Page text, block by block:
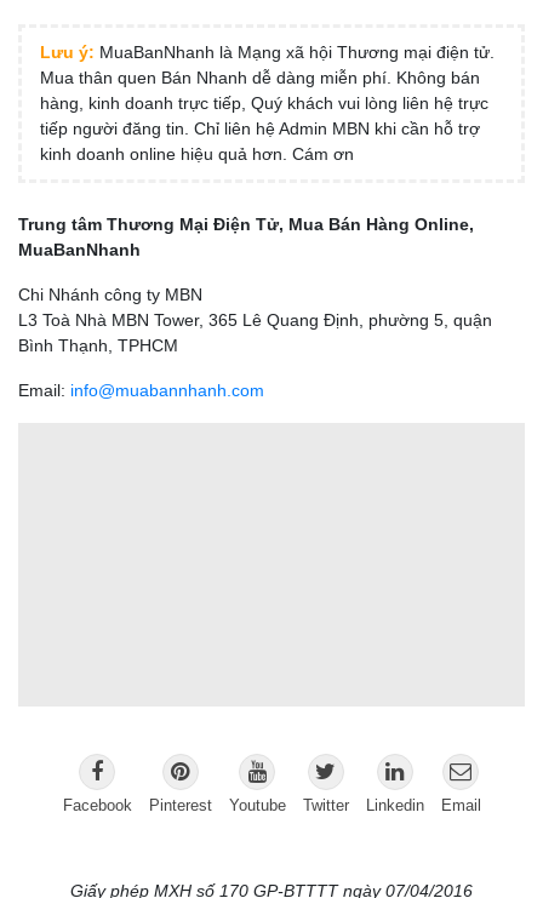
Lưu ý: MuaBanNhanh là Mạng xã hội Thương mại điện tử.
Mua thân quen Bán Nhanh dễ dàng miễn phí. Không bán
hàng, kinh doanh trực tiếp, Quý khách vui lòng liên hệ trực
tiếp người đăng tin. Chỉ liên hệ Admin MBN khi cần hỗ trợ
kinh doanh online hiệu quả hơn. Cám ơn
Trung tâm Thương Mại Điện Tử, Mua Bán Hàng Online,
MuaBanNhanh
Chi Nhánh công ty MBN
L3 Toà Nhà MBN Tower, 365 Lê Quang Định, phường 5, quận
Bình Thạnh, TPHCM
Email: info@muabannhanh.com
Facebook Pinterest Youtube Twitter Linkedin Email
Giấy phép MXH số 170 GP-BTTTT ngày 07/04/2016